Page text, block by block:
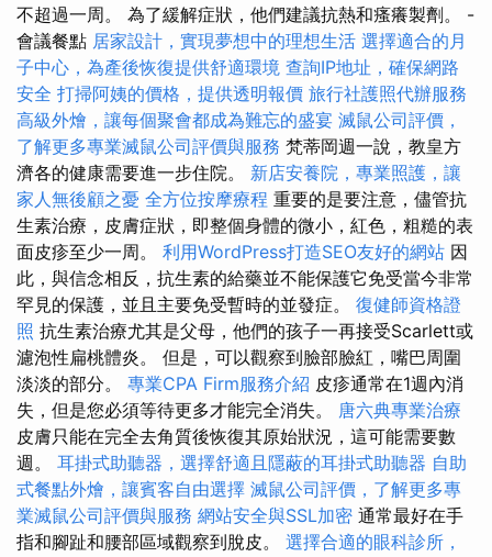
不超過一周。 為了緩解症狀，他們建議抗熱和瘙癢製劑。 -
會議餐點 居家設計，實現夢想中的理想生活 選擇適合的月
子中心，為產後恢復提供舒適環境 查詢IP地址，確保網路
安全 打掃阿姨的價格，提供透明報價 旅行社護照代辦服務
高級外燴，讓每個聚會都成為難忘的盛宴 滅鼠公司評價，
了解更多專業滅鼠公司評價與服務 梵蒂岡週一說，教皇方
濟各的健康需要進一步住院。 新店安養院，專業照護，讓
家人無後顧之憂 全方位按摩療程 重要的是要注意，儘管抗
生素治療，皮膚症狀，即整個身體的微小，紅色，粗糙的表
面皮疹至少一周。 利用WordPress打造SEO友好的網站 因
此，與信念相反，抗生素的給藥並不能保護它免受當今非常
罕見的保護，並且主要免受暫時的並發症。 復健師資格證
照 抗生素治療尤其是父母，他們的孩子一再接受Scarlett或
濾泡性扁桃體炎。 但是，可以觀察到臉部臉紅，嘴巴周圍
淡淡的部分。 專業CPA Firm服務介紹 皮疹通常在1週內消
失，但是您必須等待更多才能完全消失。 唐六典專業治療
皮膚只能在完全去角質後恢復其原始狀況，這可能需要數
週。 耳掛式助聽器，選擇舒適且隱蔽的耳掛式助聽器 自助
式餐點外燴，讓賓客自由選擇 滅鼠公司評價，了解更多專
業滅鼠公司評價與服務 網站安全與SSL加密 通常最好在手
指和腳趾和腰部區域觀察到脫皮。 選擇合適的眼科診所，